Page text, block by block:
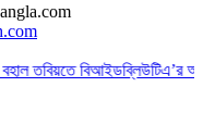
বিআইডব্লিউটিএ’র অতিরিক্ত